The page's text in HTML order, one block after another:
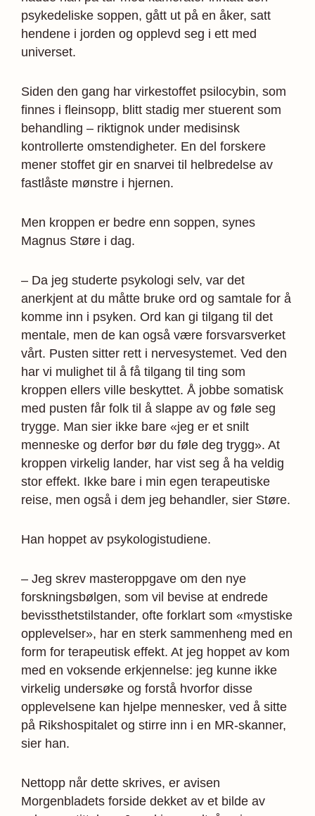
psykedeliske soppen, gått ut på en åker, satt
hendene i jorden og opplevd seg i ett med
universet.
Siden den gang har virkestoffet psilocybin, som
finnes i fleinsopp, blitt stadig mer stuerent som
behandling – riktignok under medisinsk
kontrollerte omstendigheter. En del forskere
mener stoffet gir en snarvei til helbredelse av
fastlåste mønstre i hjernen.
Men kroppen er bedre enn soppen, synes
Magnus Støre i dag.
– Da jeg studerte psykologi selv, var det
anerkjent at du måtte bruke ord og samtale for å
komme inn i psyken. Ord kan gi tilgang til det
mentale, men de kan også være forsvarsverket
vårt. Pusten sitter rett i nervesystemet. Ved den
har vi mulighet til å få tilgang til ting som
kroppen ellers ville beskyttet. Å jobbe somatisk
med pusten får folk til å slappe av og føle seg
trygge. Man sier ikke bare «jeg er et snilt
menneske og derfor bør du føle deg trygg». At
kroppen virkelig lander, har vist seg å ha veldig
stor effekt. Ikke bare i min egen terapeutiske
reise, men også i dem jeg behandler, sier Støre.
Han hoppet av psykologistudiene.
– Jeg skrev masteroppgave om den nye
forskningsbølgen, som vil bevise at endrede
bevissthetstilstander, ofte forklart som «mystiske
opplevelser», har en sterk sammenheng med en
form for terapeutisk effekt. At jeg hoppet av kom
med en voksende erkjennelse: jeg kunne ikke
virkelig undersøke og forstå hvorfor disse
opplevelsene kan hjelpe mennesker, ved å sitte
på Rikshospitalet og stirre inn i en MR-skanner,
sier han.
Nettopp når dette skrives, er avisen
Morgenbladets forside dekket av et bilde av